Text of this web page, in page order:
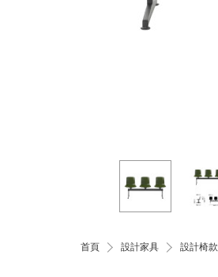
首頁 設計家具 設計椅款